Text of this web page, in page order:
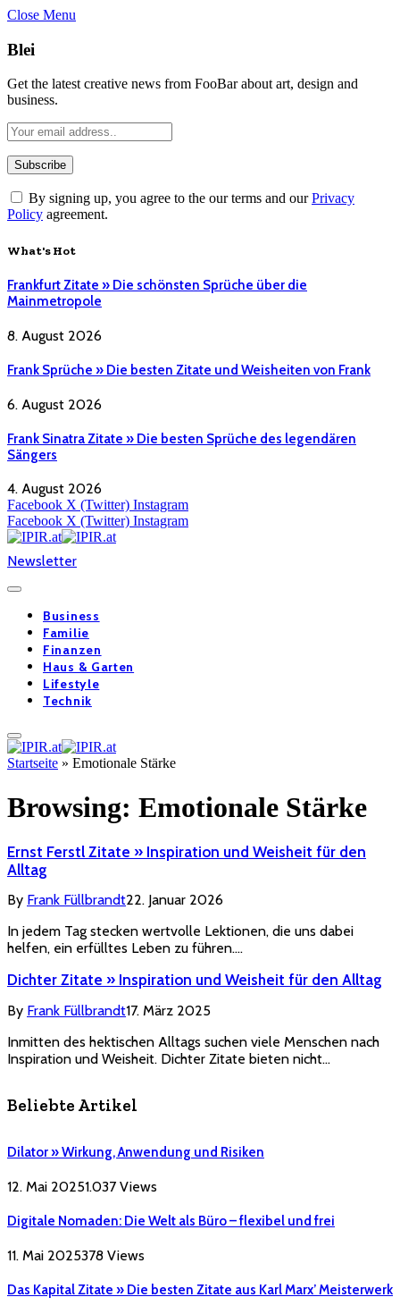
Close Menu
Blei
Get the latest creative news from FooBar about art, design and
business.
By signing up, you agree to the our terms and ourPrivacy
Policy agreement.
What's Hot
Frankfurt Zitate » Die schönsten Sprüche über die
Mainmetropole
8. August 2026
Frank Sprüche » Die besten Zitate und Weisheiten von Frank
6. August 2026
Frank Sinatra Zitate » Die besten Sprüche des legendären
Sängers
4. August 2026
Facebook X (Twitter) Instagram
Facebook X (Twitter) Instagram
Newsletter
Business
Familie
Finanzen
Haus & Garten
Lifestyle
Technik
Startseite » Emotionale Stärke
Browsing: Emotionale Stärke
Ernst Ferstl Zitate » Inspiration und Weisheit für den
Alltag
By Frank Füllbrandt22. Januar 2026
In jedem Tag stecken wertvolle Lektionen, die uns dabei
helfen, ein erfülltes Leben zu führen.…
Dichter Zitate » Inspiration und Weisheit für den Alltag
By Frank Füllbrandt17. März 2025
Inmitten des hektischen Alltags suchen viele Menschen nach
Inspiration und Weisheit. Dichter Zitate bieten nicht…
Beliebte Artikel
Dilator » Wirkung, Anwendung und Risiken
12. Mai 20251.037 Views
Digitale Nomaden: Die Welt als Büro – flexibel und frei
11. Mai 2025378 Views
Das Kapital Zitate » Die besten Zitate aus Karl Marx’ Meisterwerk